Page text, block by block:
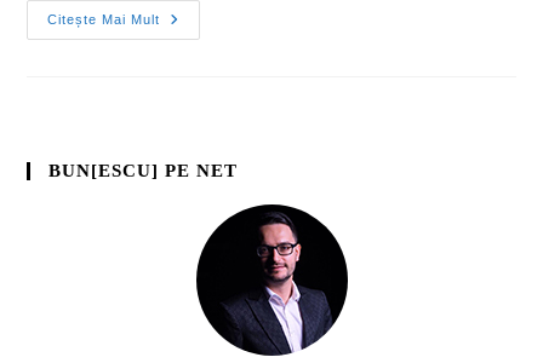
Citește Mai Mult
BUN[ESCU] PE NET